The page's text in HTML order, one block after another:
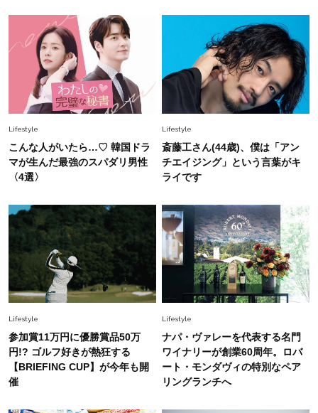
ーレス連載22】
Lifestyle
26年夏の【開運アクション】は”ひと拭き”習
慣！「金運アップ→トイレ、じゃあ底上げ運
は？」
中村ゆりさん「40代になり、やっと“仕事以外の
幸福感”に目が向いた」ライフスタイルも、服も
Fashion
白黒でもこんなに華やぐ！40代、夏の「甘めト
ップス×パンツ」コーデ〈3選〉
Fashion 2026.5.29
40代の夏通勤はこれ１着！「きちんと感」も
「オシャレ」も整うトレンドトップス〈4選〉
Fashion 2026.5.29
今、40代の「メガネ＆サングラス」のトレンド
に更新あり！“黒ぶち以外”が新定番に
Lifestyle
こんな人がいたら…♡ 韓国ドラ
マが生んだ最強のスパダリ男性
〈4選〉
Lifestyle
斎藤工さん(44歳)、僕は「アン
チエイジング」という言葉がキ
ライです
Lifestyle
参加賞11万円に優勝賞品50万
円!? ゴルフ好きが熱狂する
【BRIEFING CUP】が今年も開
催
Lifestyle
ナパ・ヴァレーを代表する名門
ワイナリーが創業60周年。ロバ
ート・モンダヴィの特別なペア
リングランチへ